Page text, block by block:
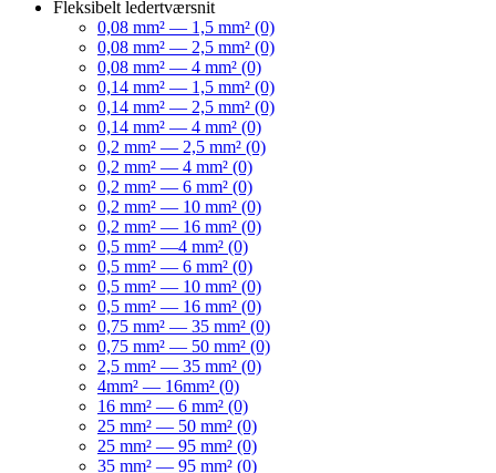
Fleksibelt ledertværsnit
0,08 mm² — 1,5 mm² (0)
0,08 mm² — 2,5 mm² (0)
0,08 mm² — 4 mm² (0)
0,14 mm² — 1,5 mm² (0)
0,14 mm² — 2,5 mm² (0)
0,14 mm² — 4 mm² (0)
0,2 mm² — 2,5 mm² (0)
0,2 mm² — 4 mm² (0)
0,2 mm² — 6 mm² (0)
0,2 mm² — 10 mm² (0)
0,2 mm² — 16 mm² (0)
0,5 mm² —4 mm² (0)
0,5 mm² — 6 mm² (0)
0,5 mm² — 10 mm² (0)
0,5 mm² — 16 mm² (0)
0,75 mm² — 35 mm² (0)
0,75 mm² — 50 mm² (0)
2,5 mm² — 35 mm² (0)
4mm² — 16mm² (0)
16 mm² — 6 mm² (0)
25 mm² — 50 mm² (0)
25 mm² — 95 mm² (0)
35 mm² — 95 mm² (0)